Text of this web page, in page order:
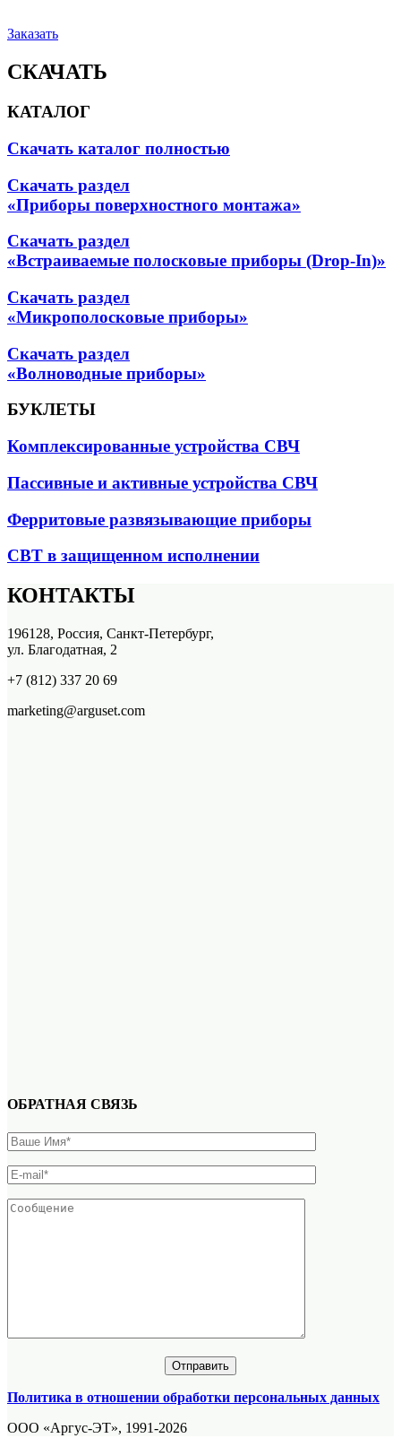
Заказать
СКАЧАТЬ
КАТАЛОГ
Скачать каталог полностью
Скачать раздел
«Приборы поверхностного монтажа»
Скачать раздел
«Встраиваемые полосковые приборы (Drop-In)»
Скачать раздел
«Микрополосковые приборы»
Скачать раздел
«Волноводные приборы»
БУКЛЕТЫ
Комплексированные устройства СВЧ
Пассивные и активные устройства СВЧ
Ферритовые развязывающие приборы
СВТ в защищенном исполнении
КОНТАКТЫ
196128, Россия, Санкт-Петербург,
ул. Благодатная, 2
+7 (812) 337 20 69
marketing@arguset.com
ОБРАТНАЯ СВЯЗЬ
Политика в отношении обработки персональных данных
ООО «Аргус-ЭТ», 1991-2026